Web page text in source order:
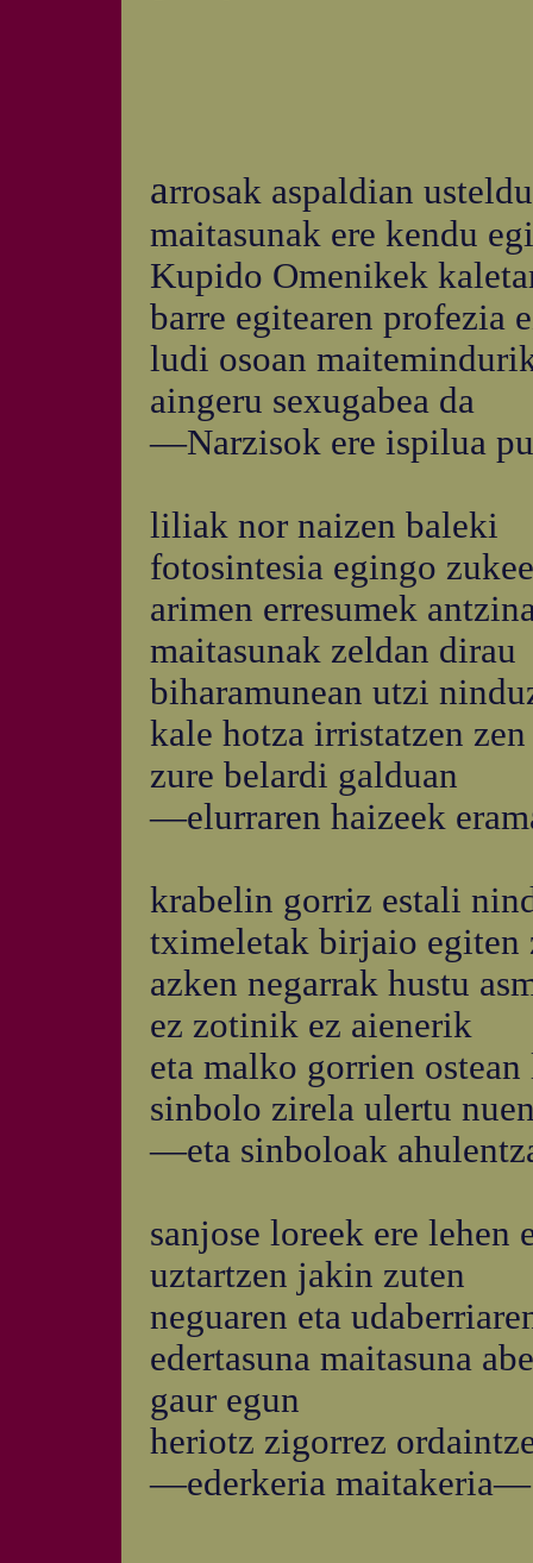
arrosak aspaldian
maitasunak ere kendu
Kupido Omenikek
barre egitearen profezia
ludi osoan
aingeru sexugabea da
—Narzisok ere ispilua
liliak nor naizen baleki
fotosintesia egingo
arimen erresumek
maitasunak zeldan dirau
biharamunean utzi
kale hotza irristatzen zen
zure belardi galduan
—elurraren haizeek
krabelin gorriz estali
tximeletak birjaio egiten
azken negarrak hustu
ez zotinik ez aienerik
eta malko gorrien ostean
sinbolo zirela ulertu
—eta sinboloak
sanjose loreek ere lehen
uztartzen jakin zuten
neguaren eta
edertasuna maitasuna
gaur egun
heriotz zigorrez
—ederkeria maitakeria—